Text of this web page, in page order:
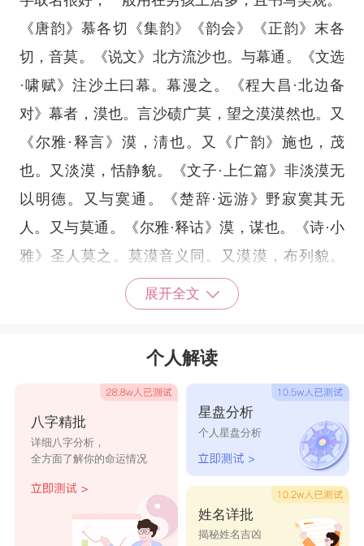
《唐韵》慕各切《集韵》《韵会》《正韵》末各
切，音莫。《说文》北方流沙也。与幕通。《文选
·啸赋》注沙土曰幕。幕漫之。《程大昌·北边备
对》幕者，漠也。言沙碛广莫，望之漠漠然也。又
《尔雅·释言》漠，淸也。又《广韵》施也，茂
也。又淡漠，恬静貌。《文子·上仁篇》非淡漠无
以明德。又与寞通。《楚辞·远游》野寂寞其无
人。又与莫通。《尔雅·释诂》漠，谋也。《诗·小
雅》圣人莫之。莫漠音义同。又漠漠，布列貌。
《陆机诗》街巷纷漠漠。又漠阳，江名。《广舆
记》在肇庆府阳江县。又《集韵》莫白切，音陌。
模。《李陵诗》径万里兮度沙漠，为君将兮夺匈
奴。又叶莫卜切，音木。《嵆康·阮籍碑铭》怡神
大素，迈世局。隐处虚室，反眞归漠。
漠字取名男孩
漠北 漠贤 足漠 淼漠
漠鑫 漠源 漠义
展开全文
个人解读
八字精批
详细八字分析，
全方面了解你的命运情况
星盘分析
个人星盘分析
姓名详批
揭秘姓名吉凶